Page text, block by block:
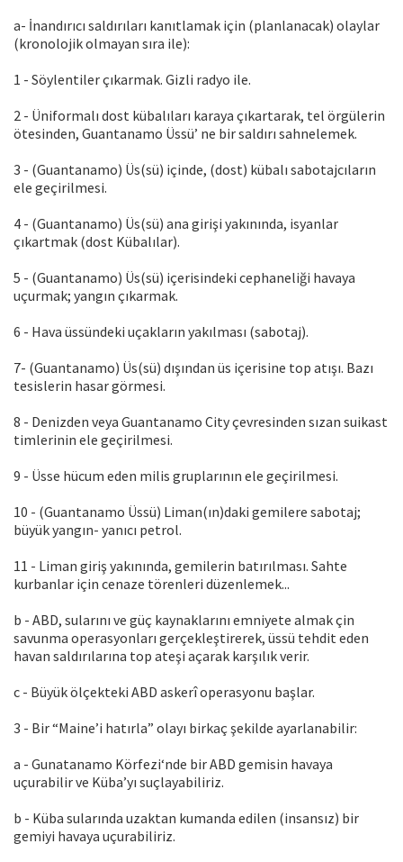
a- İnandırıcı saldırıları kanıtlamak için (planlanacak) olaylar
(kronolojik olmayan sıra ile):
1 - Söylentiler çıkarmak. Gizli radyo ile.
2 - Üniformalı dost kübalıları karaya çıkartarak, tel örgülerin
ötesinden, Guantanamo Üssü’ ne bir saldırı sahnelemek.
3 - (Guantanamo) Üs(sü) içinde, (dost) kübalı sabotajcıların
ele geçirilmesi.
4 - (Guantanamo) Üs(sü) ana girişi yakınında, isyanlar
çıkartmak (dost Kübalılar).
5 - (Guantanamo) Üs(sü) içerisindeki cephaneliği havaya
uçurmak; yangın çıkarmak.
6 - Hava üssündeki uçakların yakılması (sabotaj).
7- (Guantanamo) Üs(sü) dışından üs içerisine top atışı. Bazı
tesislerin hasar görmesi.
8 - Denizden veya Guantanamo City çevresinden sızan suikast
timlerinin ele geçirilmesi.
9 - Üsse hücum eden milis gruplarının ele geçirilmesi.
10 - (Guantanamo Üssü) Liman(ın)daki gemilere sabotaj;
büyük yangın- yanıcı petrol.
11 - Liman giriş yakınında, gemilerin batırılması. Sahte
kurbanlar için cenaze törenleri düzenlemek...
b - ABD, sularını ve güç kaynaklarını emniyete almak çin
savunma operasyonları gerçekleştirerek, üssü tehdit eden
havan saldırılarına top ateşi açarak karşılık verir.
c - Büyük ölçekteki ABD askerî operasyonu başlar.
3 - Bir “Maine’i hatırla” olayı birkaç şekilde ayarlanabilir:
a - Gunatanamo Körfezi‘nde bir ABD gemisin havaya
uçurabilir ve Küba’yı suçlayabiliriz.
b - Küba sularında uzaktan kumanda edilen (insansız) bir
gemiyi havaya uçurabiliriz.